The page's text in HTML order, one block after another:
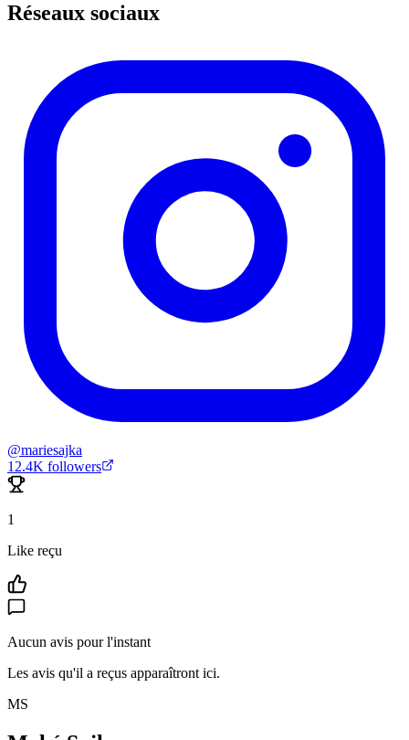
Réseaux sociaux
@mariesajka
12.4K followers
1
Like reçu
Aucun avis pour l'instant
Les avis qu'il a reçus apparaîtront ici.
MS